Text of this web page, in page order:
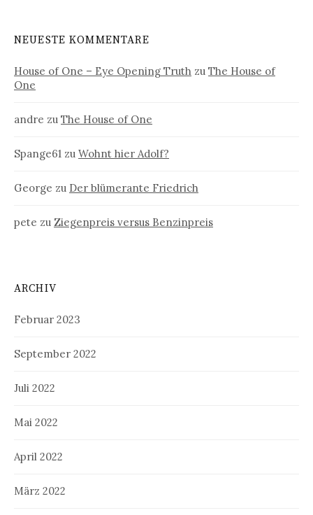
NEUESTE KOMMENTARE
House of One – Eye Opening Truth zu The House of
One
andre zu The House of One
Spange61 zu Wohnt hier Adolf?
George zu Der blümerante Friedrich
pete zu Ziegenpreis versus Benzinpreis
ARCHIV
Februar 2023
September 2022
Juli 2022
Mai 2022
April 2022
März 2022